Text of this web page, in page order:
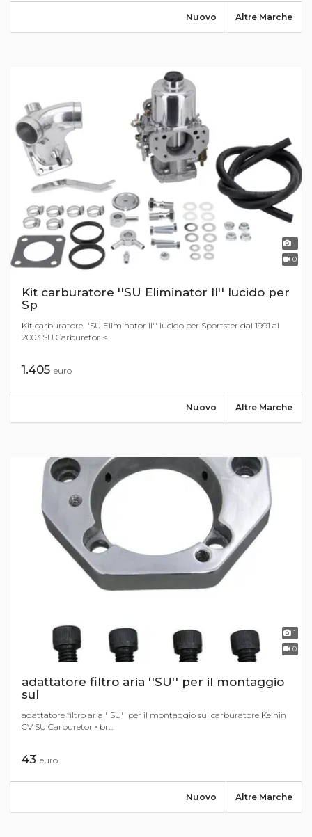
Altre Marche
Nuovo
1
0
Kit carburatore ''SU Eliminator II'' lucido per
Sp
Kit carburatore ''SU Eliminator II'' lucido per Sportster dal 1991 al
2003 SU Carburetor <...
1.405 euro
Altre Marche
Nuovo
1
0
adattatore filtro aria ''SU'' per il montaggio
sul
adattatore filtro aria ''SU'' per il montaggio sul carburatore Keihin
CV SU Carburetor <br...
43 euro
Altre Marche
Nuovo